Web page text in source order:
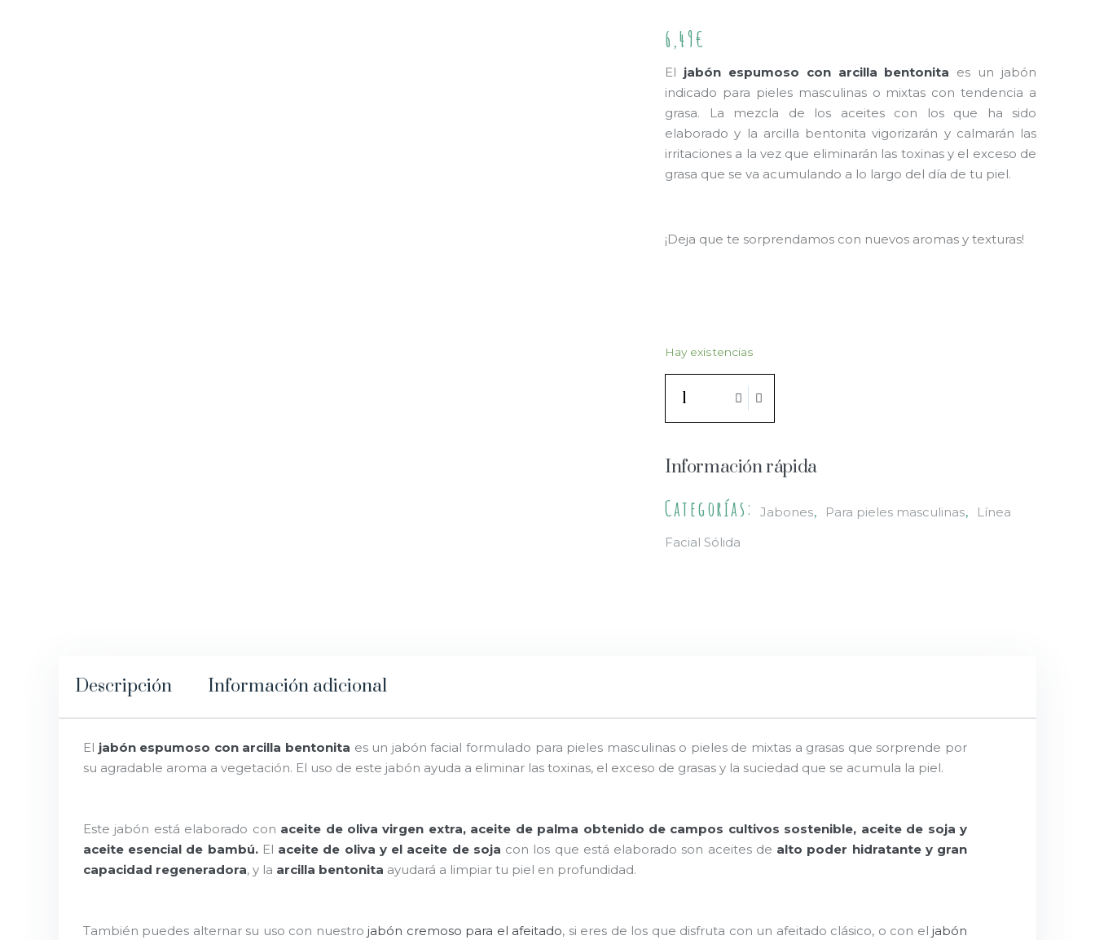
6,49€
El jabón espumoso con arcilla bentonita es un jabón
indicado para pieles masculinas o mixtas con tendencia a
grasa. La mezcla de los aceites con los que ha sido
elaborado y la arcilla bentonita vigorizarán y calmarán las
irritaciones a la vez que eliminarán las toxinas y el exceso de
grasa que se va acumulando a lo largo del día de tu piel.
¡Deja que te sorprendamos con nuevos aromas y texturas!
Hay existencias
Información rápida
Categorías: Jabones, Para pieles masculinas,
Línea
Facial Sólida
Descripción Información adicional
El jabón espumoso con arcilla bentonita es un jabón facial formulado para pieles masculinas o pieles de mixtas a grasas que sorprende por
su agradable aroma a vegetación. El uso de este jabón ayuda a eliminar las toxinas, el exceso de grasas y la suciedad que se acumula la piel.
Este jabón está elaborado con aceite de oliva virgen extra, aceite de palma obtenido de campos cultivos sostenible, aceite de soja y
aceite esencial de bambú. El aceite de oliva y el aceite de soja con los que está elaborado son aceites de alto poder hidratante y gran
capacidad regeneradora, y la arcilla bentonita ayudará a limpiar tu piel en profundidad.
También puedes alternar su uso con nuestrojabón cremoso para el afeitado, si eres de los que disfruta con un afeitado clásico, o con eljabón